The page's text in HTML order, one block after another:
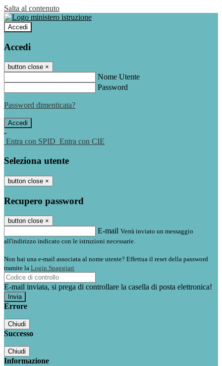
Salta al contenuto
Accedi
Accedi
button close ×
Nome Utente
Password
Password dimenticata?
-
Entra con SPID Entra con CIE
Seleziona utente
button close ×
Recupero password
button close ×
E-mail Verrà inviato un messaggio
all'indirizzo indicato con le istruzioni necessarie.
Non hai una e-mail associata al nome utente? Effettua il reset della password
tramite la Login Spaggiari
E-mail inviata, si prega di controllare la casella di posta elettronica!
Errore
Chiudi
Successo
Chiudi
Informazione